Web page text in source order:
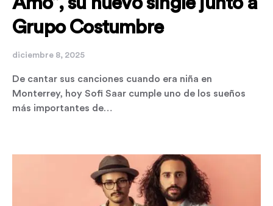
Grupo Costumbre
diciembre 8, 2025
De cantar sus canciones cuando era niña en
Monterrey, hoy Sofi Saar cumple uno de los sueños
más importantes de…